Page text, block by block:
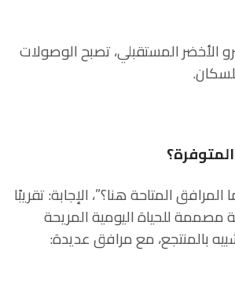
الأخضر المستقبلي، تصبح الوصولات
المتاحة هنا؟”، الإجابة: تقريبًا
للحياة اليومية المريحة
بالمنتجع، مع مرافق عديدة: